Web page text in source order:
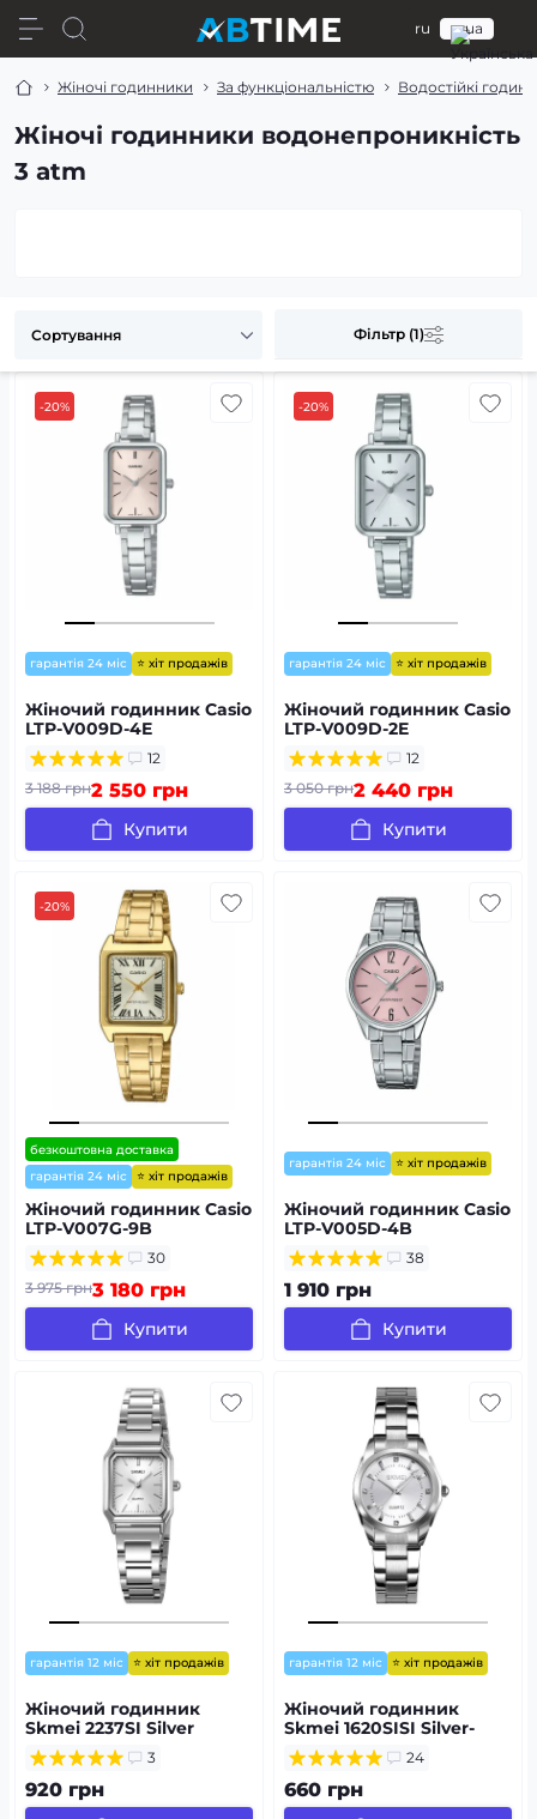
ru ua
Жіночі годинники За функціональністю Водостійкі
Жіночі годинники водонепроникність
3 atm
Фільтр (1)
-20%
гарантія 24 міс ⭐ хіт продажів
Жіночий годинник Casio
LTP-V009D-4E
12
3 188 грн2 550 грн
Купити
-20%
гарантія 24 міс ⭐ хіт продажів
Жіночий годинник Casio
LTP-V009D-2E
12
3 050 грн2 440 грн
Купити
-20%
безкоштовна доставка
гарантія 24 міс
⭐ хіт продажів
Жіночий годинник Casio
LTP-V007G-9B
30
3 975 грн3 180 грн
Купити
гарантія 24 міс ⭐ хіт продажів
Жіночий годинник Casio
LTP-V005D-4B
38
1 910 грн
Купити
гарантія 12 міс ⭐ хіт продажів
Жіночий годинник
Skmei 2237SI Silver
3
920 грн
гарантія 12 міс ⭐ хіт продажів
Жіночий годинник
Skmei 1620SISI Silver-
Silver
24
660 грн